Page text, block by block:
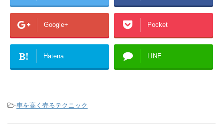
Google+ Pocket
B! Hatena LINE
-車を高く売るテクニック